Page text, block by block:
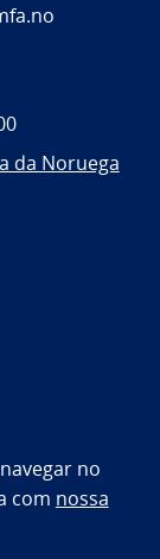
da Noruega
statement
no
com nossa